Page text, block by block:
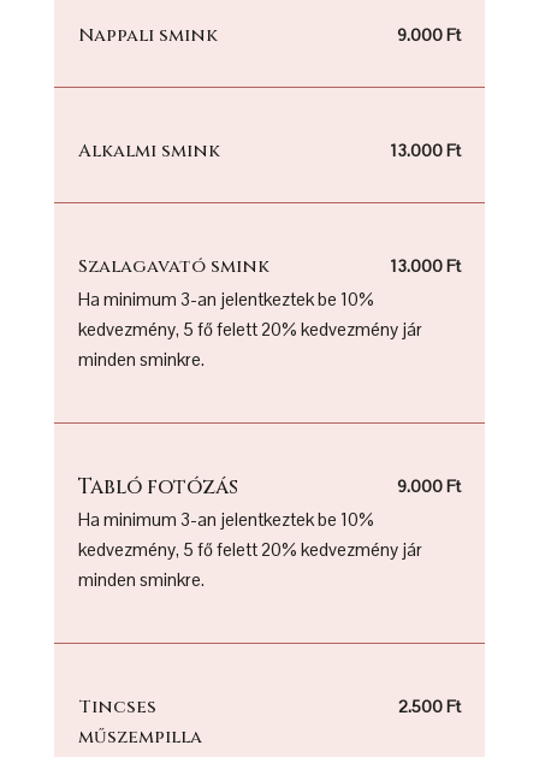
Nappali smink 9.000 Ft
Alkalmi smink 13.000 Ft
Szalagavató smink 13.000 Ft
Ha minimum 3-an jelentkeztek be 10%
kedvezmény, 5 fő felett 20% kedvezmény jár
minden sminkre.
Tabló fotózás 9.000 Ft
Ha minimum 3-an jelentkeztek be 10%
kedvezmény, 5 fő felett 20% kedvezmény jár
minden sminkre.
Tincses
műszempilla
2.500 Ft